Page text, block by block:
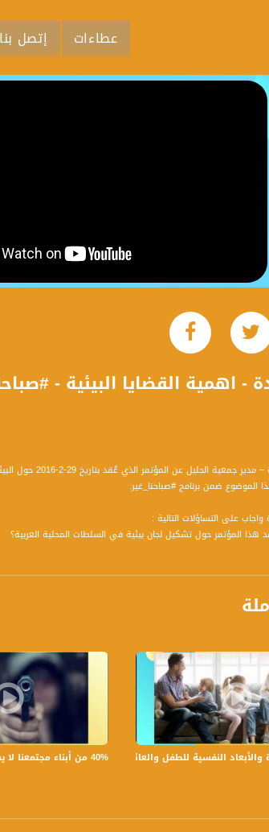
عطاءات إتصل بنا
حوار مع بكر
ضمن برنامج #صباحنا_غير.
على التساؤلات التالية :
المؤتمر حول تشكيل لجان بيئية في السلطات المحلية العربية؟
بتشكيل لجان بيئية وقد تم تشكيل طواقم شبابية تُساهِم بدفع
الشباب فقط؟ علمًا أنّ موضوع البيئة يحتاج إلى توعية من جيل صغير؟
قوية بين الإنسان وبيئته، لكننا كمجتمع عربي طوال الوقت لا
أم أنّه سيتم بحث الأمر في الفترة القريبة؟
خرج بها المؤتمر؟
التي يحملها وينقلها إلى الجيل الشاب وإلى المجتمع بأسرع
الجليل – ما هو سلم الأولويات لديهم من حيثُ حاجة المجتمع لتطويره
حلقة 1-3-2016 على قناة اليوتيوب الرسمية
برنامج صباحنا غير يأتيكم يومياً
40% من أبناء مجتمعنا لا يشعرون بالأمان في بلداتهم!،الكاملة،صباحنا غير،28.6.2019،قناة مساواة
النفسية للطفل والعائلة،الكاملة،صباحنا غير،30.6.2019،قناة مساواة